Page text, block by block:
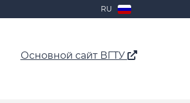
RU
Основной сайт ВГТУ